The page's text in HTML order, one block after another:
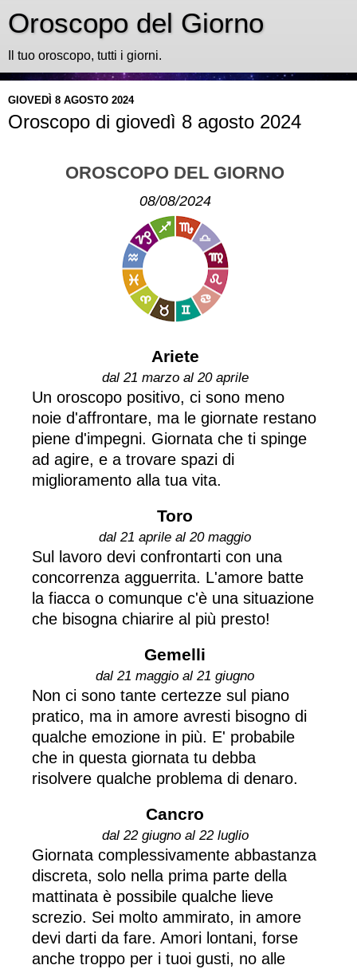
Oroscopo del Giorno
Il tuo oroscopo, tutti i giorni.
GIOVEDÌ 8 AGOSTO 2024
Oroscopo di giovedì 8 agosto 2024
OROSCOPO DEL GIORNO
08/08/2024
Ariete
dal 21 marzo al 20 aprile
Un oroscopo positivo, ci sono meno
noie d'affrontare, ma le giornate restano
piene d'impegni. Giornata che ti spinge
ad agire, e a trovare spazi di
miglioramento alla tua vita.
Toro
dal 21 aprile al 20 maggio
Sul lavoro devi confrontarti con una
concorrenza agguerrita. L'amore batte
la fiacca o comunque c'è una situazione
che bisogna chiarire al più presto!
Gemelli
dal 21 maggio al 21 giugno
Non ci sono tante certezze sul piano
pratico, ma in amore avresti bisogno di
qualche emozione in più. E' probabile
che in questa giornata tu debba
risolvere qualche problema di denaro.
Cancro
dal 22 giugno al 22 luglio
Giornata complessivamente abbastanza
discreta, solo nella prima parte della
mattinata è possibile qualche lieve
screzio. Sei molto ammirato, in amore
devi darti da fare. Amori lontani, forse
anche troppo per i tuoi gusti, no alle